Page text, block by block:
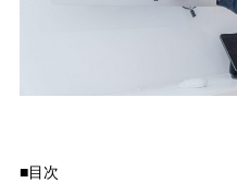
■目次